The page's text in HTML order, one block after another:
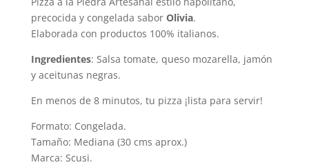
precocida y congelada sabor Olivia.
Elaborada con productos 100% italianos.
Ingredientes: Salsa tomate, queso mozarella, jamón
y aceitunas negras.
En menos de 8 minutos, tu pizza ¡lista para servir!
Formato: Congelada.
Tamaño: Mediana (30 cms aprox.)
Marca: Scusi.